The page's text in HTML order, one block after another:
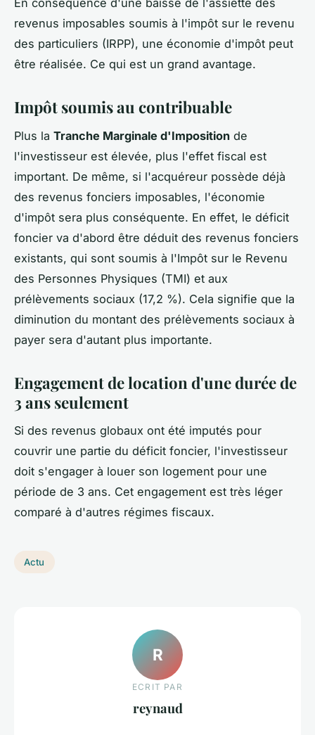
revenus imposables soumis à l'impôt sur le revenu
des particuliers (IRPP), une économie d'impôt peut
être réalisée. Ce qui est un grand avantage.
Impôt soumis au contribuable
Plus la Tranche Marginale d'Imposition de
l'investisseur est élevée, plus l'effet fiscal est
important. De même, si l'acquéreur possède déjà
des revenus fonciers imposables, l'économie
d'impôt sera plus conséquente. En effet, le déficit
foncier va d'abord être déduit des revenus fonciers
existants, qui sont soumis à l'Impôt sur le Revenu
des Personnes Physiques (TMI) et aux
prélèvements sociaux (17,2 %). Cela signifie que la
diminution du montant des prélèvements sociaux à
payer sera d'autant plus importante.
Engagement de location d'une durée de
3 ans seulement
Si des revenus globaux ont été imputés pour
couvrir une partie du déficit foncier, l'investisseur
doit s'engager à louer son logement pour une
période de 3 ans. Cet engagement est très léger
comparé à d'autres régimes fiscaux.
Actu
R
ECRIT PAR
reynaud